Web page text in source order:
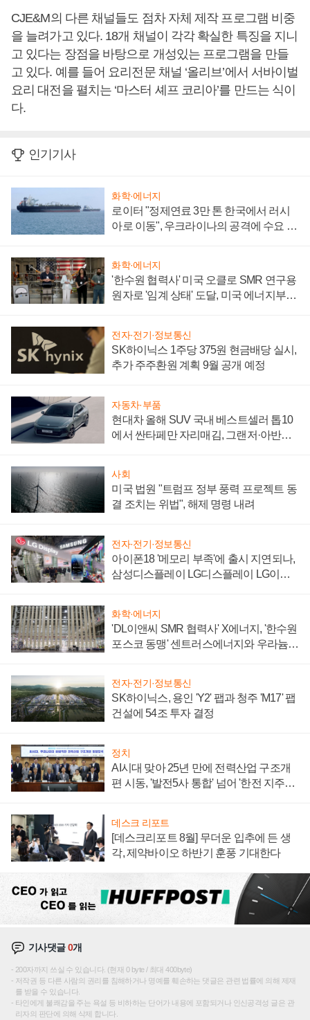
CJE&M의 다른 채널들도 점차 자체 제작 프로그램 비중
을 늘려가고 있다. 18개 채널이 각각 확실한 특징을 지니
고 있다는 장점을 바탕으로 개성있는 프로그램을 만들
고 있다. 예를 들어 요리전문 채널 ‘올리브’에서 서바이벌
요리 대전을 펼치는 ‘마스터 셰프 코리아’를 만드는 식이
다.
인기기사
화학·에너지
로이터 "정제연료 3만 톤 한국에서 러시
아로 이동", 우크라이나의 공격에 수요 늘
화학·에너지
'한수원 협력사' 미국 오클로 SMR 연구용
원자로 '임계 상태' 도달, 미국 에너지부
전자·전기·정보통신
SK하이닉스 1주당 375원 현금배당 실시,
추가 주주환원 계획 9월 공개 예정
자동차·부품
현대차 올해 SUV 국내 베스트셀러 톱10
에서 싼타페만 자리매김, 그랜저·아반떼
사회
미국 법원 "트럼프 정부 풍력 프로젝트 동
결 조치는 위법", 해제 명령 내려
전자·전기·정보통신
아이폰18 '메모리 부족'에 출시 지연되나,
삼성디스플레이 LG디스플레이 LG이노
화학·에너지
'DL이앤씨 SMR 협력사' X에너지, '한수원
포스코 동맹' 센트러스에너지와 우라늄
전자·전기·정보통신
SK하이닉스, 용인 'Y2' 팹과 청주 'M17' 팹
건설에 54조 투자 결정
정치
AI시대 맞아 25년 만에 전력산업 구조개
편 시동, '발전5사 통합' 넘어 '한전 지주사'
데스크 리포트
[데스크리포트 8월] 무더운 입추에 든 생
각, 제약바이오 하반기 훈풍 기대한다
기사댓글0개
200자까지 쓰실 수 있습니다. (현재 0 byte / 최대 400byte)
저작권 등 다른 사람의 권리를 침해하거나 명예를 훼손하는 댓글은 관련 법률에 의해 제재
를 받을 수 있습니다.
타인에게 불쾌감을 주는 욕설 등 비하하는 단어가 내용에 포함되거나 인신공격성 글은 관
리자의 판단에 의해 삭제 합니다.